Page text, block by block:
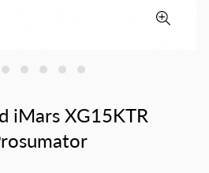
iMars XG15KTR